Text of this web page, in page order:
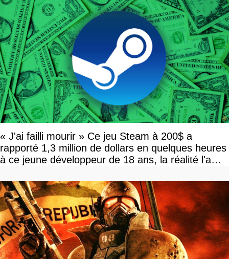
« J'ai failli mourir » Ce jeu Steam à 200$ a
rapporté 1,3 million de dollars en quelques heures
à ce jeune développeur de 18 ans, la réalité l'a